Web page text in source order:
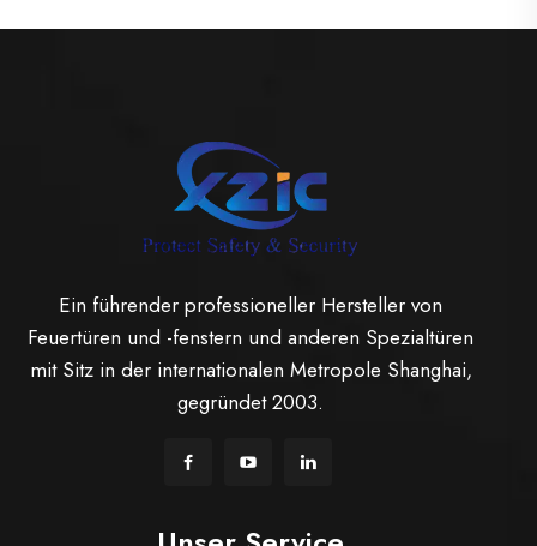
Ein führender professioneller Hersteller von
Feuertüren und -fenstern und anderen Spezialtüren
mit Sitz in der internationalen Metropole Shanghai,
gegründet 2003.